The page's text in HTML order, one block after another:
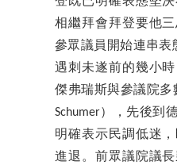
相繼拜會拜登要他
參眾議員開始連串表
遇刺未遂前的幾小
傑弗瑞斯與參議院多
Schumer），先後到
明確表示民調低迷
進退。前眾議院議